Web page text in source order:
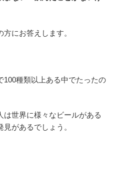
にお答えします。
100種類以上ある中でたったの
は世界に様々なビールがある
があるでしょう。